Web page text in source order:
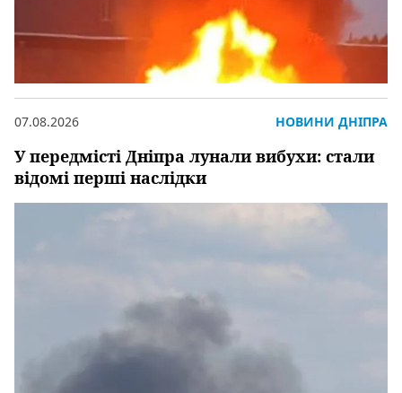
У передмісті Дніпра лунали вибухи: стали
відомі перші наслідки
07.08.2026 НОВИНИ ДНІПРА